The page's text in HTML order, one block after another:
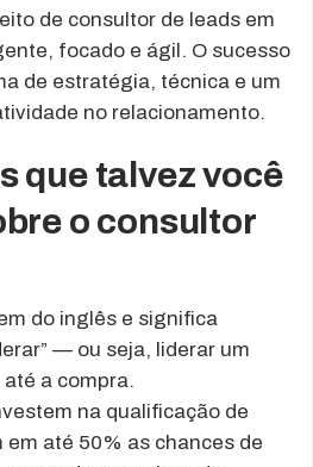
de consultor de leads em
focado e ágil. O sucesso
de estratégia, técnica e um
no relacionamento.
que talvez você
o consultor
do inglês e significa
— ou seja, liderar um
a compra.
na qualificação de
em até 50% as chances de